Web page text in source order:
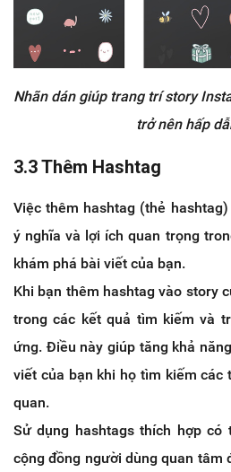
Nhãn dán giúp trang trí story
trở nên hấp
3.3 Thêm Hashtag
Việc thêm hashtag (thẻ
ý nghĩa và lợi ích quan trọng
khám phá bài viết của bạn.
Khi bạn thêm hashtag vào story
trong các kết quả tìm kiếm và
ứng. Điều này giúp tăng khả
viết của bạn khi họ tìm kiếm các
quan.
Sử dụng hashtags thích hợp
cộng đồng người dùng quan tâm